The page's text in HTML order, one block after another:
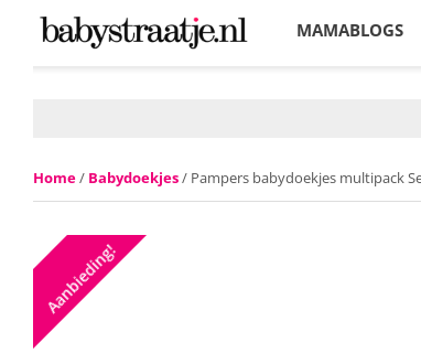
MAMABLOGS
Home/ Babydoekjes/ Pampers babydoekjes multipack
Aanbieding!